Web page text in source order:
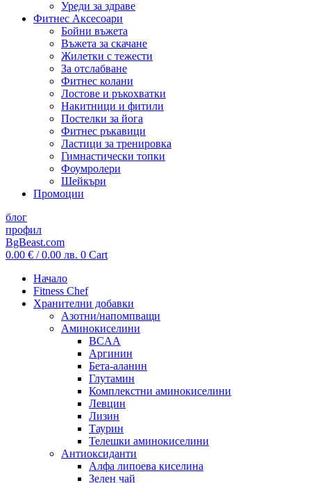
Уреди за здраве
Фитнес Аксесоари
Бойни въжета
Въжета за скачане
Жилетки с тежести
За отслабване
Фитнес колани
Лостове и ръкохватки
Накитници и фитили
Постелки за йога
Фитнес ръкавици
Ластици за тренировка
Гимнастически топки
Фоумролери
Шейкъри
Промоции
блог
профил
BgBeast.com
0.00 € / 0.00 лв. 0 Cart
Начало
Fitness Chef
Хранителни добавки
Азотни/напомпващи
Аминокиселини
BCAA
Аргинин
Бета-аланин
Глутамин
Комплекстни аминокиселини
Левцин
Лизин
Таурин
Телешки аминокиселини
Антиоксиданти
Алфа липоева киселина
Зелен чай